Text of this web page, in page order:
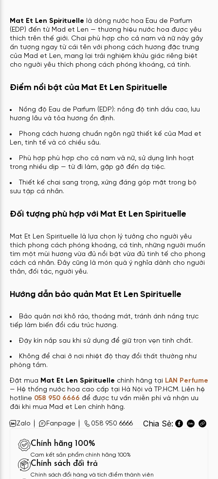
Mat Et Len Spirituelle là dòng nước hoa Eau de Parfum
(EDP) đến từ Mad et Len — thương hiệu nước hoa được yêu
thích trên thế giới. Chai phù hợp cho cả nam và nữ này gây
ấn tượng ngay từ cái tên với phong cách hương đặc trưng
của Mad et Len, mang lại trải nghiệm khứu giác riêng biệt
cho người yêu thích phong cách phóng khoáng, cá tính.
Điểm nổi bật của Mat Et Len Spirituelle
Nồng độ Eau de Parfum (EDP): nồng độ tinh dầu cao, lưu
hương lâu và tỏa hương ổn định.
Phong cách hương chuẩn ngôn ngữ thiết kế của Mad et
Len, tinh tế và có chiều sâu.
Phù hợp phù hợp cho cả nam và nữ, sử dụng linh hoạt
trong nhiều dịp — từ đi làm, gặp gỡ đến dạ tiệc.
Thiết kế chai sang trọng, xứng đáng góp mặt trong bộ
sưu tập cá nhân.
Đối tượng phù hợp với Mat Et Len Spirituelle
Mat Et Len Spirituelle là lựa chọn lý tưởng cho người yêu
thích phong cách phóng khoáng, cá tính, những người muốn
tìm một mùi hương vừa đủ nổi bật vừa đủ tinh tế cho phong
cách cá nhân. Đây cũng là món quà ý nghĩa dành cho người
thân, đối tác, người yêu.
Hướng dẫn bảo quản Mat Et Len Spirituelle
Bảo quản nơi khô ráo, thoáng mát, tránh ánh nắng trực
tiếp làm biến đổi cấu trúc hương.
Đậy kín nắp sau khi sử dụng để giữ trọn vẹn tinh chất.
Không để chai ở nơi nhiệt độ thay đổi thất thường như
phòng tắm.
Đặt mua Mat Et Len Spirituelle chính hãng tại LAN Perfume
— Hệ thống nước hoa cao cấp tại Hà Nội và TP.HCM. Liên hệ
hotline 058 950 6666 để được tư vấn miễn phí và nhận ưu
đãi khi mua Mad et Len chính hãng.
Zalo Fanpage 058 950 6666 Chia Sẻ:
Chính hãng 100%
Cam kết sản phẩm chính hãng 100%
Chính sách đổi trả
Chính sách đổi hàng và tích điểm thành viên